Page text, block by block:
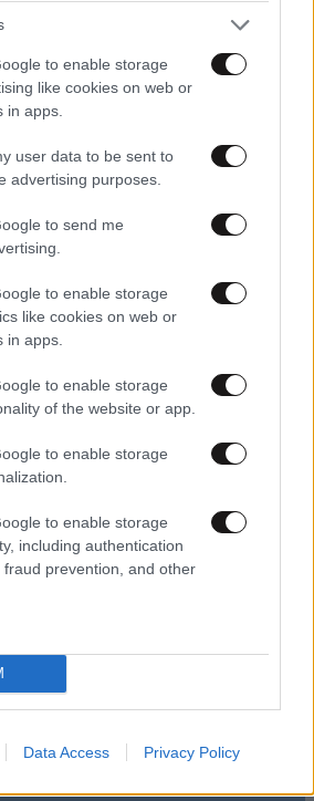
to enable storage
like cookies on web or
in apps.
user data to be sent to
advertising purposes.
to send me
to enable storage
like cookies on web or
in apps.
to enable storage
of the website or app.
to enable storage
to enable storage
including authentication
prevention, and other
Data Access Privacy Policy
και απειλές – Ηθελε να
του γιατρού με τον
Γαμήλιο ταξίδι με τον
και Ίσκια